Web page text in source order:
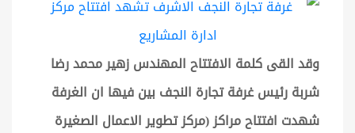
وقد القى كلمة الافتتاح المهندس زهير محمد رضا
شربة رئيس غرفة تجارة النجف بين فيها ان الغرفة
شهدت افتتاح مراكز (مركز تطوير الاعمال الصغيرة